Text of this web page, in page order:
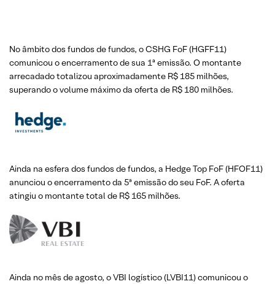
No âmbito dos fundos de fundos, o CSHG FoF (HGFF11)
comunicou o encerramento de sua 1ª emissão. O montante
arrecadado totalizou aproximadamente R$ 185 milhões,
superando o volume máximo da oferta de R$ 180 milhões.
Ainda na esfera dos fundos de fundos, a Hedge Top FoF (HFOF11)
anunciou o encerramento da 5ª emissão do seu FoF. A oferta
atingiu o montante total de R$ 165 milhões.
Ainda no mês de agosto, o VBI logístico (LVBI11) comunicou o